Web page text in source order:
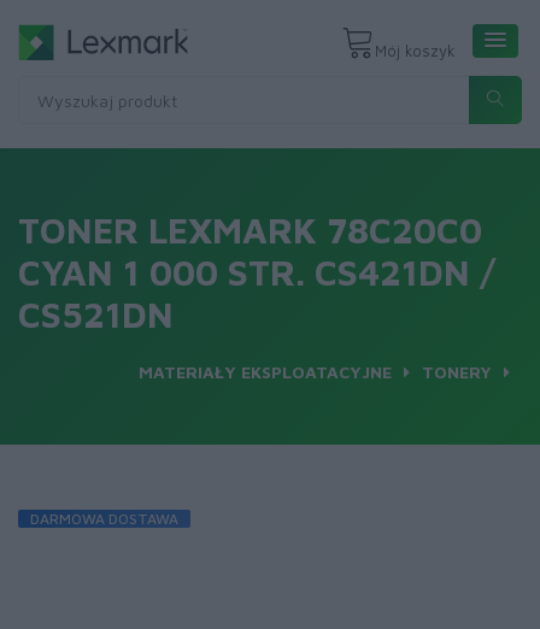
Mój koszyk
TONER LEXMARK 78C20C0
CYAN 1 000 STR. CS421DN /
CS521DN
MATERIAŁY EKSPLOATACYJNE TONERY
DARMOWA DOSTAWA